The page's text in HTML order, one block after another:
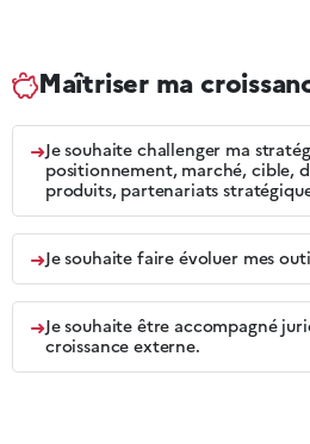
Maîtriser ma
➜Je souhaite challenger ma
positionnement, marché, cible,
produits, partenariats
➜Je souhaite faire évoluer mes
➜Je souhaite être accompagné
croissance externe.